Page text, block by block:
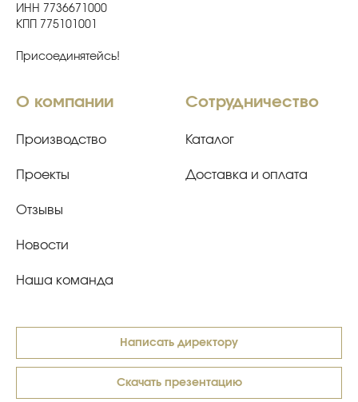
ИНН 7736671000
КПП 775101001
Присоединятейсь!
О компании
Производство
Проекты
Отзывы
Новости
Наша команда
Сотрудничество
Каталог
Доставка и оплата
Написать директору
Скачать презентацию